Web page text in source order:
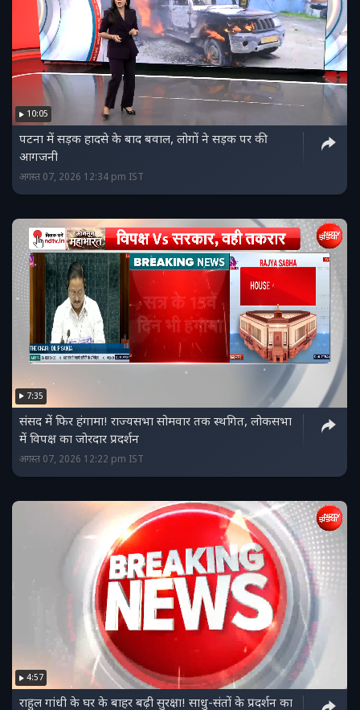
10:05
पटना में सड़क हादसे के बाद बवाल, लोगों ने सड़क पर की
आगजनी
अगस्त 07, 2026 12:34 pm IST
7:35
संसद में फिर हंगामा! राज्यसभा सोमवार तक स्थगित, लोकसभा
में विपक्ष का जोरदार प्रदर्शन
अगस्त 07, 2026 12:22 pm IST
4:57
राहुल गांधी के घर के बाहर बढ़ी सुरक्षा! साधु-संतों के प्रदर्शन का